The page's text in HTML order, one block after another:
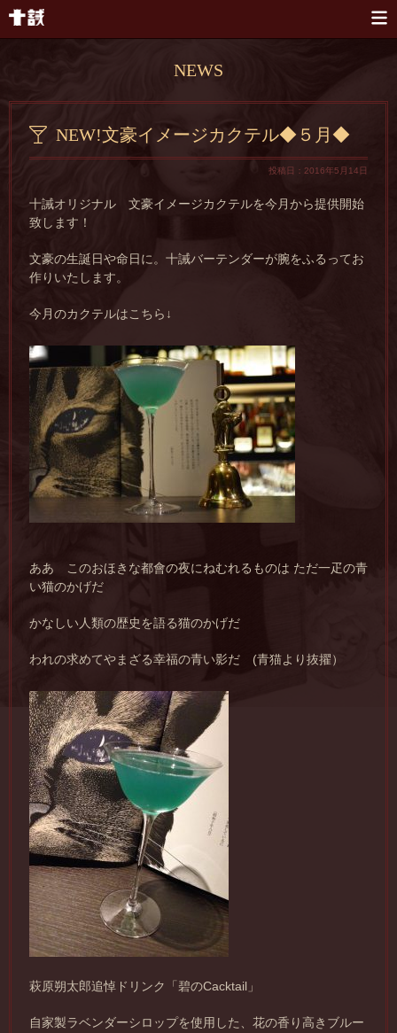
NEWS
NEW!文豪イメージカクテル◆５月◆
投稿日：2016年5月14日
十誡オリジナル 文豪イメージカクテルを今月から提供開始
致します！
文豪の生誕日や命日に。十誡バーテンダーが腕をふるってお
作りいたします。
今月のカクテルはこちら↓
ああ このおほきな都會の夜にねむれるものは ただ一疋の青
い猫のかげだ
かなしい人類の歴史を語る猫のかげだ
われの求めてやまざる幸福の青い影だ (青猫より抜擢）
萩原朔太郎追悼ドリンク「碧のCacktail」
自家製ラベンダーシロップを使用した、花の香り高きブルー